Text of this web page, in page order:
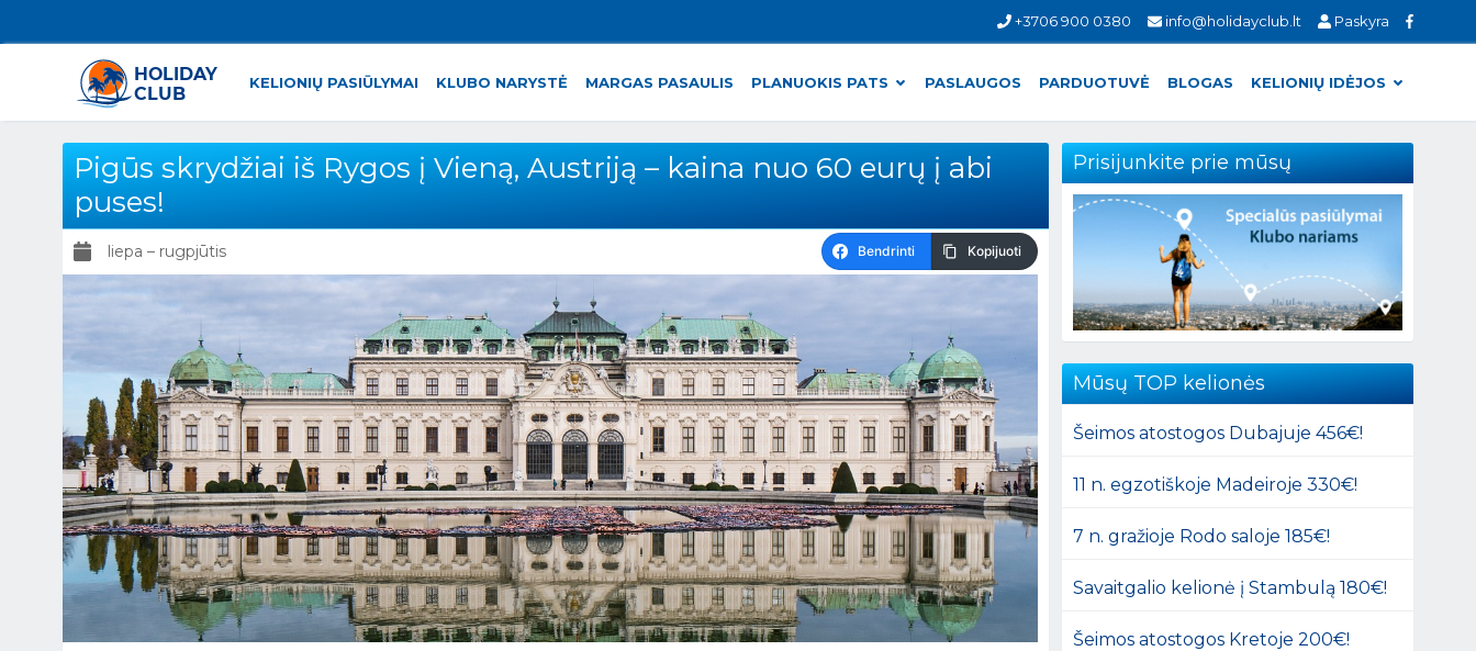
+3706 900 0380 info@holidayclub.lt Paskyra
KELIONIŲ PASIŪLYMAI KLUBO NARYSTĖ MARGAS PASAULIS PLANUOKIS PATS PASLAUGOS PARDUOTUVĖ BLOGAS KELIONIŲ IDĖJOS
Pigūs skrydžiai iš Rygos į Vieną, Austriją – kaina nuo 60 eurų į abi
puses!
liepa – rugpjūtis Bendrinti Kopijuoti
Prisijunkite prie mūsų
Mūsų TOP kelionės
Šeimos atostogos Dubajuje 456€!
11 n. egzotiškoje Madeiroje 330€!
7 n. gražioje Rodo saloje 185€!
Savaitgalio kelionė į Stambulą 180€!
Šeimos atostogos Kretoje 200€!